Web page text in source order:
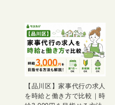
【品川区】家事代行の求人
を時給と働き方で比較｜時